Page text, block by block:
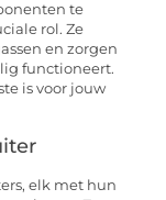
te
rol. Ze
en zorgen
functioneert.
is voor jouw
elk met hun